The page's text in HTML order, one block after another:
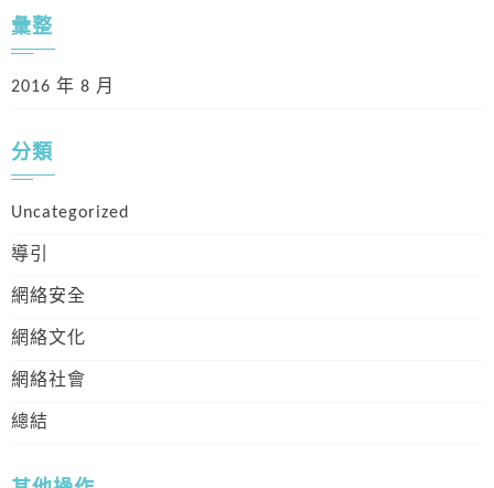
彙整
2016 年 8 月
分類
Uncategorized
導引
網絡安全
網絡文化
網絡社會
總結